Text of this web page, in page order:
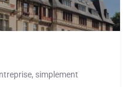
simplement